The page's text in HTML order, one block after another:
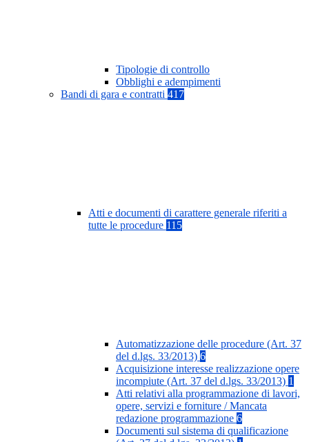
Tipologie di controllo
Obblighi e adempimenti
Bandi di gara e contratti 417
Atti e documenti di carattere generale riferiti a
tutte le procedure 115
Automatizzazione delle procedure (Art. 37
del d.lgs. 33/2013) 6
Acquisizione interesse realizzazione opere
incompiute (Art. 37 del d.lgs. 33/2013) 1
Atti relativi alla programmazione di lavori,
opere, servizi e forniture / Mancata
redazione programmazione 6
Documenti sul sistema di qualificazione